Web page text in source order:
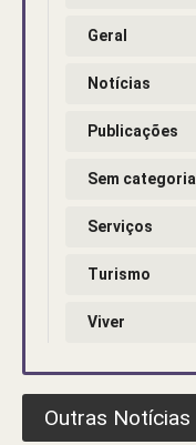
Geral
Notícias
Publicações
Sem categoria
Serviços
Turismo
Viver
Outras Notícias